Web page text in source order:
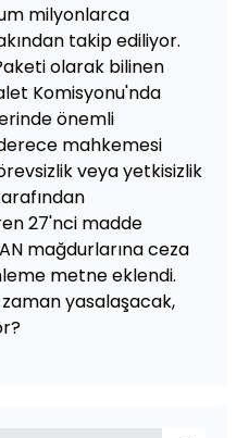
milyonlarca
takip ediliyor.
olarak bilinen
Komisyonu'nda
önemli
mahkemesi
veya yetkisizlik
27'nci madde
mağdurlarına ceza
metne eklendi.
zaman yasalaşacak,